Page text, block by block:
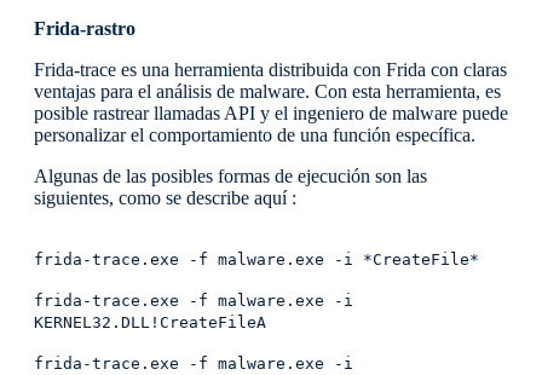
Frida-rastro
Frida-trace es una herramienta distribuida con Frida con claras
ventajas para el análisis de malware. Con esta herramienta, es
posible rastrear llamadas API y el ingeniero de malware puede
personalizar el comportamiento de una función específica.
Algunas de las posibles formas de ejecución son las
siguientes, como se describe aquí :
frida-trace.exe -f malware.exe -i *CreateFile*
frida-trace.exe -f malware.exe -i
KERNEL32.DLL!CreateFileA
frida-trace.exe -f malware.exe -i